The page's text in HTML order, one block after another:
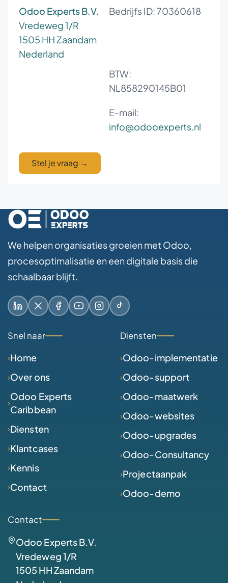
Odoo Experts B.V.
Vredeweg 1/R
1505 HH Zaandam
Nederland
Bedrijfs ID: 70360618
BTW:
NL858290145B01
E-mail:
info@odooexperts.nl
Stel je vraag →
We helpen organisaties groeien met Odoo,
procesoptimalisatie en een digitale basis die
schaalbaar blijft.
LinkedInX / Twitter
Facebook
YouTubeInstagram
TikTok
Snel naar
Home
Over ons
Odoo Experts
Caribbean
Diensten
Klantcases
Kennis
Contact
Diensten
Odoo-implementatie
Odoo-support
Odoo-maatwerk
Odoo-websites
Odoo-upgrades
Odoo-Consultancy
Projectaanpak
Odoo-demo
Contact
Odoo Experts B.V.
Vredeweg 1/R
1505 HH Zaandam